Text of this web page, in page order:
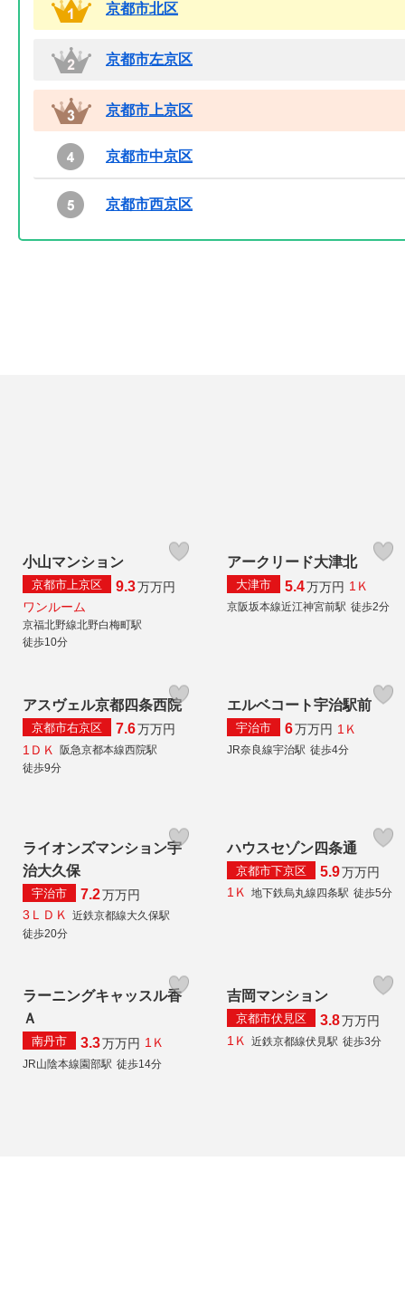
京都市北区
京都市左京区
京都市上京区
京都市中京区
京都市西京区
小山マンション
京都市上京区 9.3万万円
ワンルーム
京福北野線北野白梅町駅
徒歩10分
アークリード大津北
大津市 5.4万万円 1Ｋ
京阪坂本線近江神宮前駅 徒歩2分
アスヴェル京都四条西院
京都市右京区 7.6万万円
1ＤＫ
阪急京都本線西院駅
徒歩9分
エルベコート宇治駅前
宇治市 6万万円 1Ｋ
JR奈良線宇治駅 徒歩4分
ライオンズマンション宇
治大久保
宇治市 7.2万万円
3ＬＤＫ 近鉄京都線大久保駅
徒歩20分
ハウスセゾン四条通
京都市下京区 5.9万万円
1Ｋ 地下鉄烏丸線四条駅 徒歩5分
ラーニングキャッスル香
Ａ
南丹市 3.3万万円 1Ｋ
JR山陰本線園部駅 徒歩14分
吉岡マンション
京都市伏見区 3.8万万円
1Ｋ
近鉄京都線伏見駅 徒歩3分